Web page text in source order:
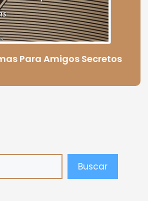
Para Amigos Secretos
Buscar